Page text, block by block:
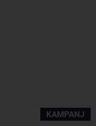
KAMPANJ